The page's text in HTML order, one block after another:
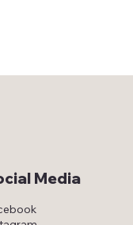
Media